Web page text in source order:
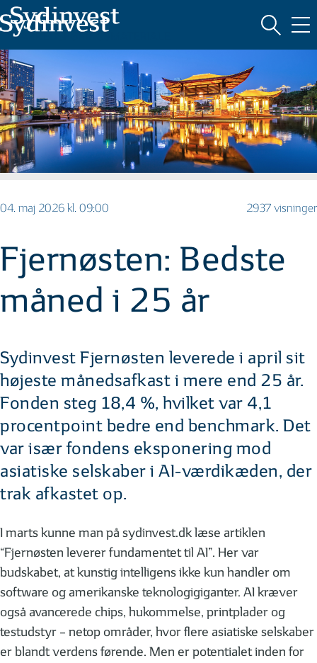
MARKEDSFØRINGSMATERIALE
04. maj 2026 kl. 09:00 2937 visninger
Fjernøsten: Bedste
måned i 25 år
Sydinvest Fjernøsten leverede i april sit
højeste månedsafkast i mere end 25 år.
Fonden steg 18,4 %, hvilket var 4,1
procentpoint bedre end benchmark. Det
var især fondens eksponering mod
asiatiske selskaber i AI-værdikæden, der
trak afkastet op.
I marts kunne man på sydinvest.dk læse artiklen
“Fjernøsten leverer fundamentet til AI”. Her var
budskabet, at kunstig intelligens ikke kun handler om
software og amerikanske teknologigiganter. AI kræver
også avancerede chips, hukommelse, printplader og
testudstyr – netop områder, hvor flere asiatiske selskaber
er blandt verdens førende. Men er potentialet inden for